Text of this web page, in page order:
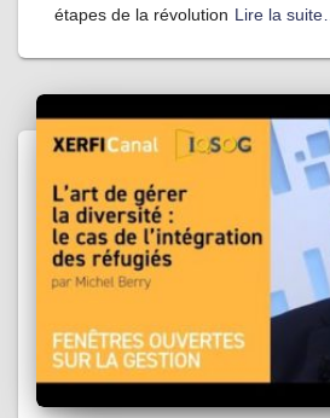
étapes de la révolution Lire la